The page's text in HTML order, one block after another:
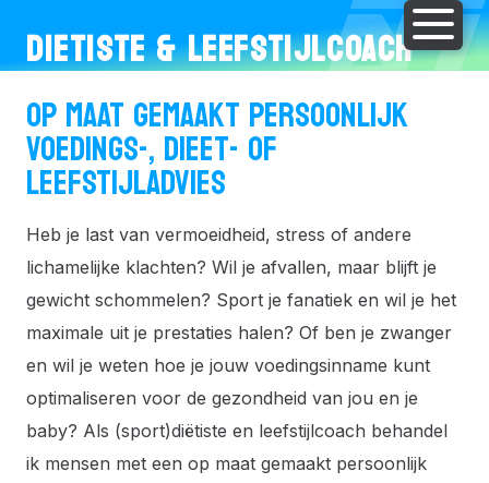
DIETISTE & LEEFSTIJLCOACH
OP MAAT GEMAAKT PERSOONLIJK
VOEDINGS-, DIEET- OF
LEEFSTIJLADVIES
Heb je last van vermoeidheid, stress of andere
lichamelijke klachten? Wil je afvallen, maar blijft je
gewicht schommelen? Sport je fanatiek en wil je het
maximale uit je prestaties halen? Of ben je zwanger
en wil je weten hoe je jouw voedingsinname kunt
optimaliseren voor de gezondheid van jou en je
baby? Als (sport)diëtiste en leefstijlcoach behandel
ik mensen met een op maat gemaakt persoonlijk